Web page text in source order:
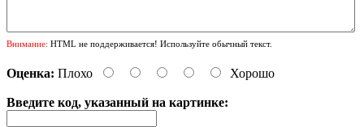
Внимание: HTML не поддерживается! Используйте обычный текст.
Оценка: Плохо Хорошо
Введите код, указанный на картинке: